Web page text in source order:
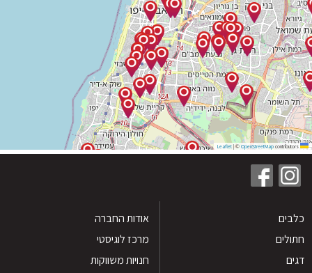
|©OpenStreetMap
אודות החברה
מרכז לוגיסטי
חנויות משווקות